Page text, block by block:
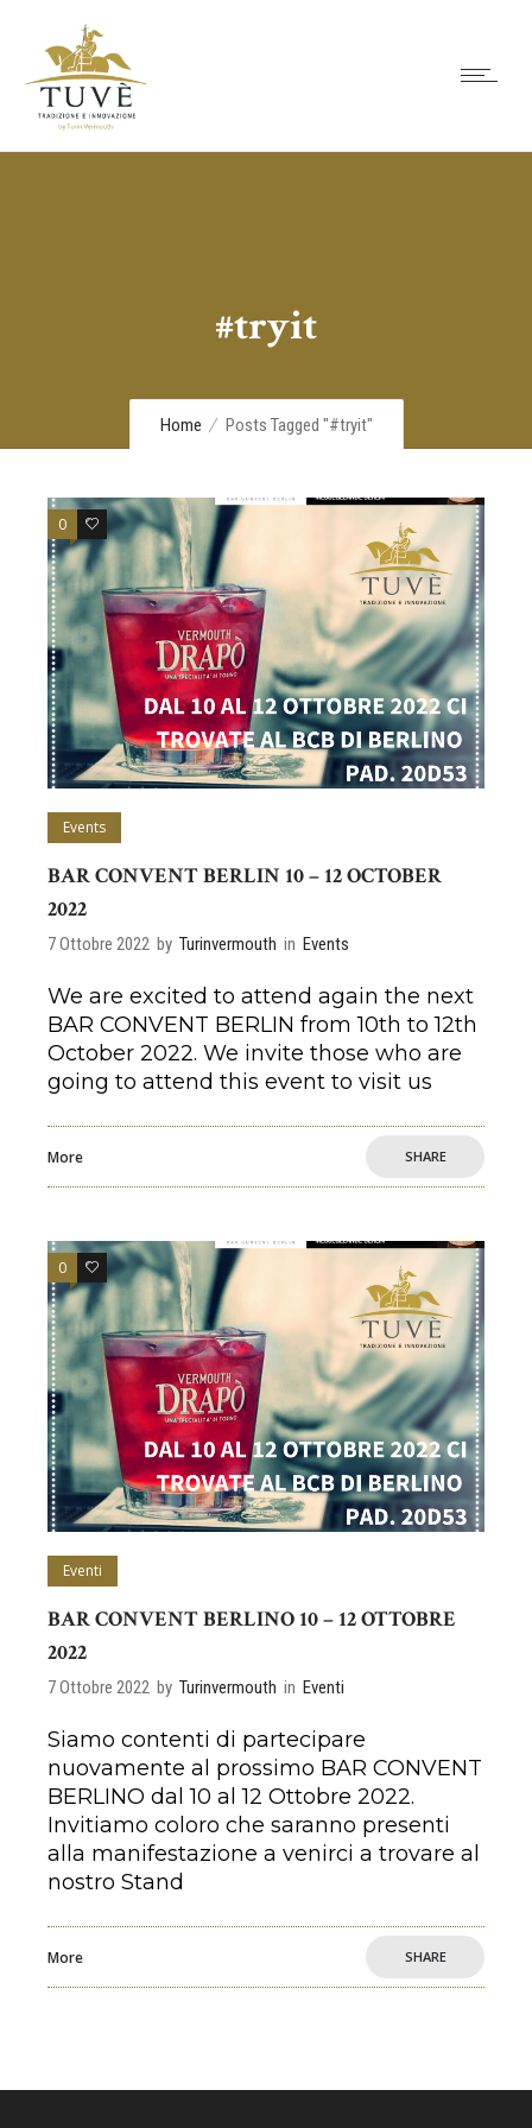
#tryit
Home Posts Tagged "#tryit"
0 0
Events
BAR CONVENT BERLIN 10 – 12 OCTOBER
2022
7 Ottobre 2022 by Turinvermouth in Events
We are excited to attend again the next
BAR CONVENT BERLIN from 10th to 12th
October 2022. We invite those who are
going to attend this event to visit us
More SHARE
0 0
Eventi
BAR CONVENT BERLINO 10 – 12 OTTOBRE
2022
7 Ottobre 2022 by Turinvermouth in Eventi
Siamo contenti di partecipare
nuovamente al prossimo BAR CONVENT
BERLINO dal 10 al 12 Ottobre 2022.
Invitiamo coloro che saranno presenti
alla manifestazione a venirci a trovare al
nostro Stand
More SHARE